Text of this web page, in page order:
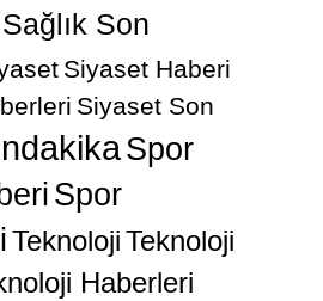
Sağlık Son
Siyaset Haberi
Siyaset Son
Spor
Spor
TeknolojiTeknoloji
Haberleri